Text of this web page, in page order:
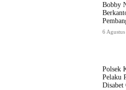
Bobby
6
Polsek
Pelaku
Disabet